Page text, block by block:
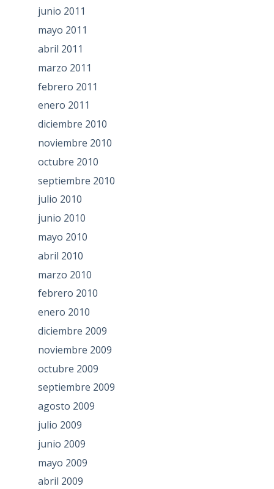
junio 2011
mayo 2011
abril 2011
marzo 2011
febrero 2011
enero 2011
diciembre 2010
noviembre 2010
octubre 2010
septiembre 2010
julio 2010
junio 2010
mayo 2010
abril 2010
marzo 2010
febrero 2010
enero 2010
diciembre 2009
noviembre 2009
octubre 2009
septiembre 2009
agosto 2009
julio 2009
junio 2009
mayo 2009
abril 2009